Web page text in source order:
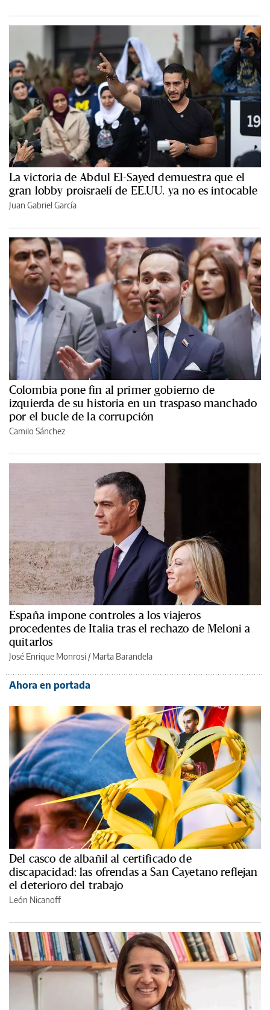
La victoria de Abdul El-Sayed demuestra que el
gran lobby proisraelí de EE.UU. ya no es intocable
Juan Gabriel García
Colombia pone fin al primer gobierno de
izquierda de su historia en un traspaso manchado
por el bucle de la corrupción
Camilo Sánchez
España impone controles a los viajeros
procedentes de Italia tras el rechazo de Meloni a
quitarlos
José Enrique Monrosi / Marta Barandela
Ahora en portada
Del casco de albañil al certificado de
discapacidad: las ofrendas a San Cayetano reflejan
el deterioro del trabajo
León Nicanoff